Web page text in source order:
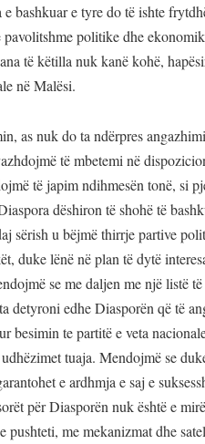
bashkuar e tyre do të ishte
politike dhe
të këtilla nuk kanë kohë,
në Malësi.
as nuk do ta ndërpres
të mbetemi në
të japim ndihmesën tonë, si
dëshiron të shohë të
sërish u bëjmë thirrje partive
duke lënë në plan të dytë
se me daljen me një listë
detyroni edhe Diasporën që të
besimin te partitë e veta
tuaja. Mendojmë se
e ardhmja e saj e
për Diasporën nuk është e
me mekanizmat dhe